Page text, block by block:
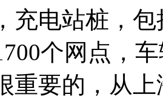
充电站桩，
个网点，
重要的，从